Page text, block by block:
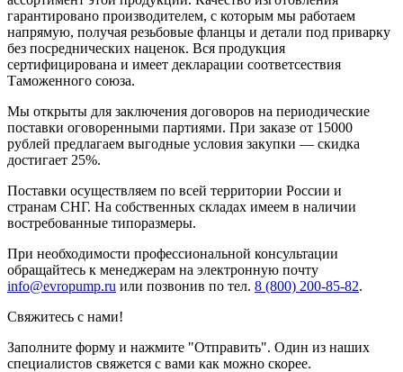
гарантировано производителем, с которым мы работаем
напрямую, получая резьбовые фланцы и детали под приварку
без посреднических наценок. Вся продукция
сертифицирована и имеет декларации соответсествия
Таможенного союза.
Мы открыты для заключения договоров на периодические
поставки оговоренными партиями. При заказе от 15000
рублей предлагаем выгодные условия закупки — скидка
достигает 25%.
Поставки осуществляем по всей территории России и
странам СНГ. На собственных складах имеем в наличии
востребованные типоразмеры.
При необходимости профессиональной консультации
обращайтесь к менеджерам на электронную почту
info@evropump.ru или позвонив по тел. 8 (800) 200-85-82.
Свяжитесь с нами!
Заполните форму и нажмите "Отправить". Один из наших
специалистов свяжется с вами как можно скорее.